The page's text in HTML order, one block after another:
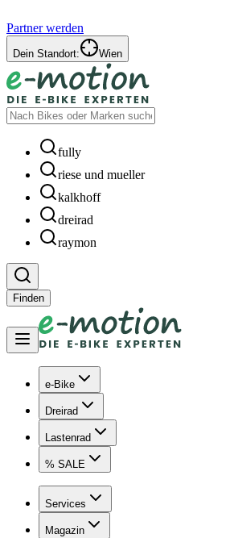
Partner werden
Dein Standort: Wien
fully
riese und mueller
kalkhoff
dreirad
raymon
Finden
e-Bike
Dreirad
Lastenrad
% SALE
Services
Magazin